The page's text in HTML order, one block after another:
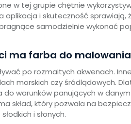
w tej grupie chętnie
aplikacja i skuteczność
samodzielnie wykonać
ma farba do malowania
po rozmaitych akwenach.
morskich czy śródlądowych.
warunków panujących w
skład, który pozwala na
i słonych.